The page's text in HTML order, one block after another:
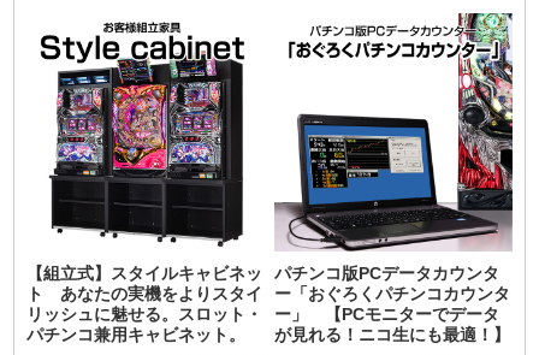
【組立式】スタイルキャビネッ
ト あなたの実機をよりスタイ
リッシュに魅せる。スロット・
パチンコ兼用キャビネット。
パチンコ版PCデータカウンタ
ー「おぐろくパチンコカウンタ
ー」 【PCモニターでデータ
が見れる！ニコ生にも最適！】